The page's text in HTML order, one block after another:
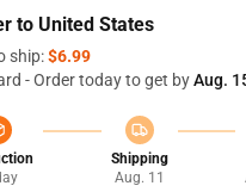
to United States
ship:$6.99
- Order today to get byAug.
Shipping
Aug. 11